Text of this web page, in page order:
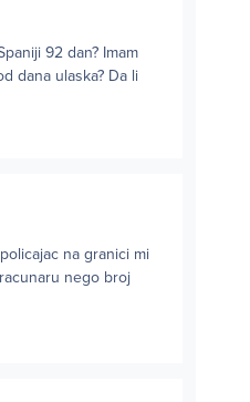
92 dan? Imam
dana ulaska? Da li
na granici mi
nego broj